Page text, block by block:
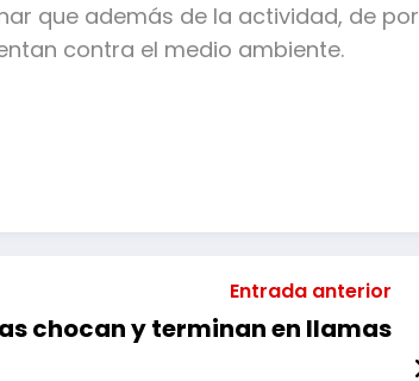
que además de la actividad, de por
contra el medio ambiente.
Entrada anterior
chocan y terminan en llamas